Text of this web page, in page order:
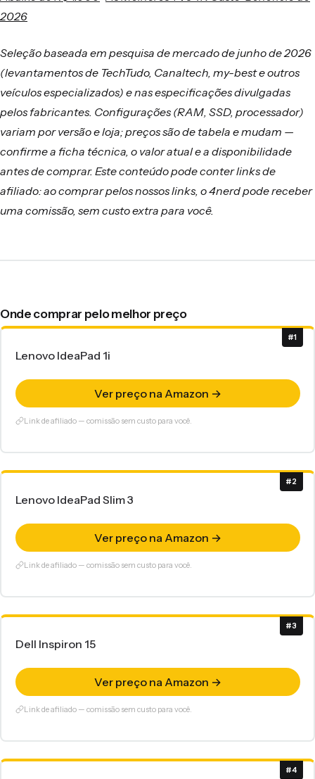
2026
Seleção baseada em pesquisa de mercado de junho de 2026
(levantamentos de TechTudo, Canaltech, my-best e outros
veículos especializados) e nas especificações divulgadas
pelos fabricantes. Configurações (RAM, SSD, processador)
variam por versão e loja; preços são de tabela e mudam —
confirme a ficha técnica, o valor atual e a disponibilidade
antes de comprar. Este conteúdo pode conter links de
afiliado: ao comprar pelos nossos links, o 4nerd pode receber
uma comissão, sem custo extra para você.
Onde comprar pelo melhor preço
#1
Lenovo IdeaPad 1i
Ver preço na Amazon →
Link de afiliado — comissão sem custo para você.
#2
Lenovo IdeaPad Slim 3
Ver preço na Amazon →
Link de afiliado — comissão sem custo para você.
#3
Dell Inspiron 15
Ver preço na Amazon →
Link de afiliado — comissão sem custo para você.
#4